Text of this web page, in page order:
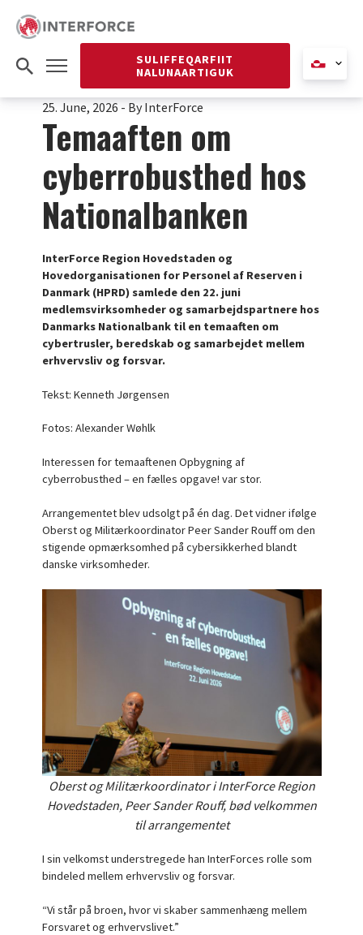
SULIFFEQARFIIT
NALUNAARTIGUK
25. June, 2026 - By InterForce
Temaaften om
cyberrobusthed hos
Nationalbanken
InterForce Region Hovedstaden og
Hovedorganisationen for Personel af Reserven i
Danmark (HPRD) samlede den 22. juni
medlemsvirksomheder og samarbejdspartnere hos
Danmarks Nationalbank til en temaaften om
cybertrusler, beredskab og samarbejdet mellem
erhvervsliv og forsvar.
Tekst: Kenneth Jørgensen
Fotos: Alexander Wøhlk
Interessen for temaaftenen Opbygning af
cyberrobusthed – en fælles opgave! var stor.
Arrangementet blev udsolgt på én dag. Det vidner ifølge
Oberst og Militærkoordinator Peer Sander Rouff om den
stigende opmærksomhed på cybersikkerhed blandt
danske virksomheder.
Oberst og Militærkoordinator i InterForce Region
Hovedstaden, Peer Sander Rouff, bød velkommen
til arrangementet
I sin velkomst understregede han InterForces rolle som
bindeled mellem erhvervsliv og forsvar.
“Vi står på broen, hvor vi skaber sammenhæng mellem
Forsvaret og erhvervslivet.”